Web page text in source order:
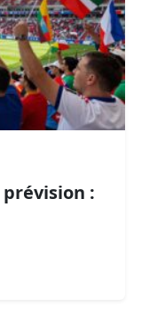
prévision :